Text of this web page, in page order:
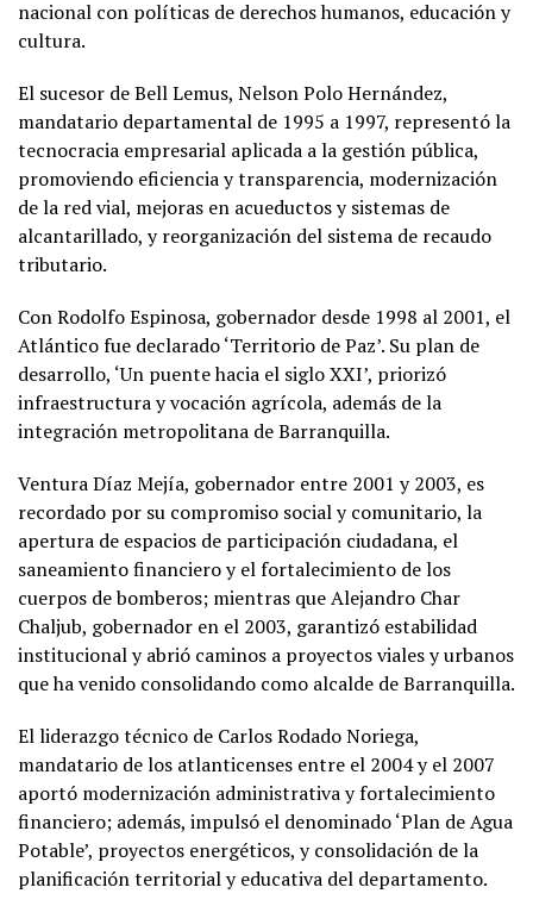
nacional con políticas de derechos humanos, educación y
cultura.
El sucesor de Bell Lemus, Nelson Polo Hernández,
mandatario departamental de 1995 a 1997, representó la
tecnocracia empresarial aplicada a la gestión pública,
promoviendo eficiencia y transparencia, modernización
de la red vial, mejoras en acueductos y sistemas de
alcantarillado, y reorganización del sistema de recaudo
tributario.
Con Rodolfo Espinosa, gobernador desde 1998 al 2001, el
Atlántico fue declarado ‘Territorio de Paz’. Su plan de
desarrollo, ‘Un puente hacia el siglo XXI’, priorizó
infraestructura y vocación agrícola, además de la
integración metropolitana de Barranquilla.
Ventura Díaz Mejía, gobernador entre 2001 y 2003, es
recordado por su compromiso social y comunitario, la
apertura de espacios de participación ciudadana, el
saneamiento financiero y el fortalecimiento de los
cuerpos de bomberos; mientras que Alejandro Char
Chaljub, gobernador en el 2003, garantizó estabilidad
institucional y abrió caminos a proyectos viales y urbanos
que ha venido consolidando como alcalde de Barranquilla.
El liderazgo técnico de Carlos Rodado Noriega,
mandatario de los atlanticenses entre el 2004 y el 2007
aportó modernización administrativa y fortalecimiento
financiero; además, impulsó el denominado ‘Plan de Agua
Potable’, proyectos energéticos, y consolidación de la
planificación territorial y educativa del departamento.